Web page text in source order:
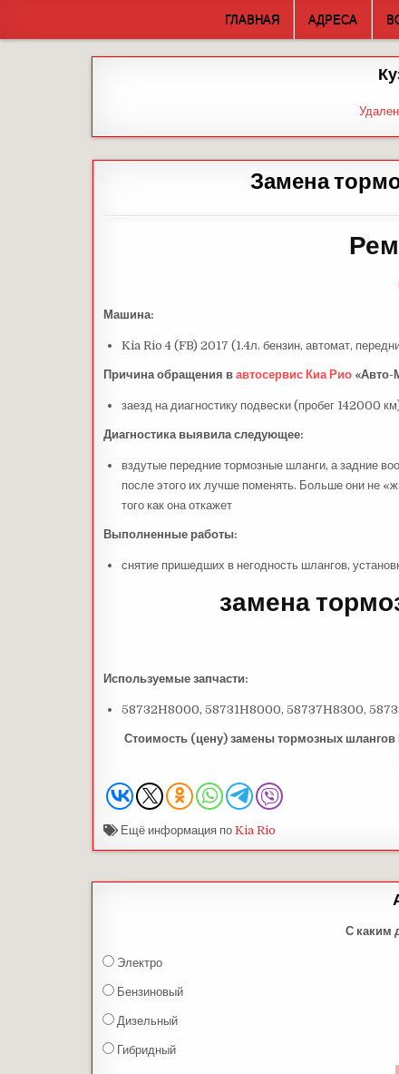
content
ГЛАВНАЯ АДРЕСА
Замена
Машина:
Kia Rio 4 (FB) 2017 (1.4л. бензин, автомат,
Причина обращения в автосервис Киа Рио «Авто-
заезд на диагностику подвески (пробег 142000
Диагностика выявила следующее:
вздутые передние тормозные шланги, а задние
после этого их лучше поменять. Больше они не
того как она откажет
Выполненные работы:
снятие пришедших в негодность шлангов,
замена
Используемые запчасти:
58732H8000, 58731H8000, 58737H8300,
Стоимость (цену) замены тормозных шлангов
Ещё информация по Kia Rio
С каким
Электро
Бензиновый
Дизельный
Гибридный